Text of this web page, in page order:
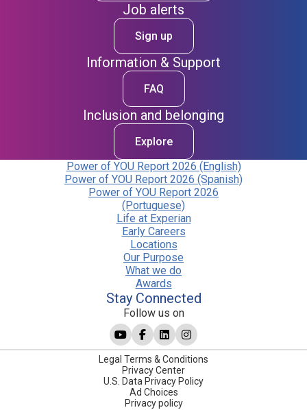
Job alerts
Sign up
Information & Support
FAQ
Inclusion and belonging
Explore
Power of YOU Report 2026 (English)
Power of YOU Report 2026 (Spanish)
Power of YOU Report 2026
(Portuguese)
Life at Experian
Early Careers
Locations
Our Purpose
What we do
Awards
Stay Connected
Follow us on
Legal Terms & Conditions
Privacy Center
U.S. Data Privacy Policy
Ad Choices
Privacy policy